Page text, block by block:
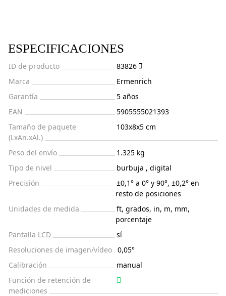
ESPECIFICACIONES
ID de producto
83826
Marca
Ermenrich
Garantía
5 años
EAN
5905555021393
Tamaño de paquete
(LxAn.xAl.)
103x8x5 cm
Peso del envío
1.325 kg
Tipo de nivel
burbuja , digital
Precisión
±0,1° a 0° y 90°, ±0,2° en
resto de posiciones
Unidades de medida
ft, grados, in, m, mm,
porcentaje
Pantalla LCD
sí
Resoluciones de imagen/vídeo 0,05°
Calibración
manual
Función de retención de
mediciones